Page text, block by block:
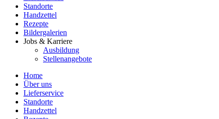
Standorte
Handzettel
Rezepte
Bildergalerien
Jobs & Karriere
Ausbildung
Stellenangebote
Home
Über uns
Lieferservice
Standorte
Handzettel